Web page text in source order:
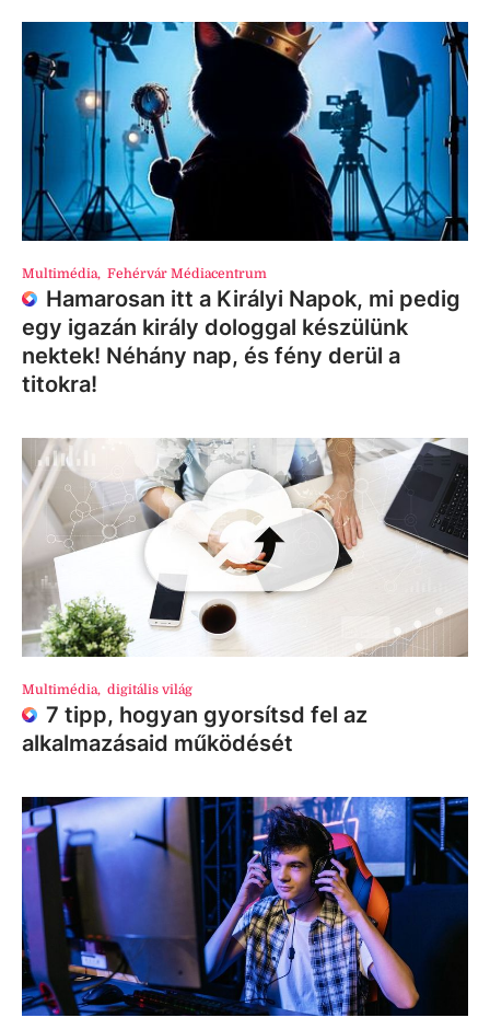
Multimédia, Fehérvár Médiacentrum
Hamarosan itt a Királyi Napok, mi pedig
egy igazán király dologgal készülünk
nektek! Néhány nap, és fény derül a
titokra!
Multimédia, digitális világ
7 tipp, hogyan gyorsítsd fel az
alkalmazásaid működését